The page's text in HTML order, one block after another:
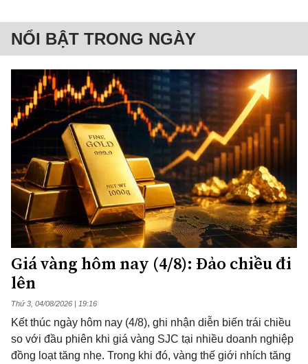
NỔI BẬT TRONG NGÀY
Giá vàng hôm nay (4/8): Đảo chiều đi
lên
Thứ 3, 04/08/2026 | 19:16
Kết thúc ngày hôm nay (4/8), ghi nhận diễn biến trái chiều
so với đầu phiên khi giá vàng SJC tại nhiều doanh nghiệp
đồng loạt tăng nhẹ. Trong khi đó, vàng thế giới nhích tăng